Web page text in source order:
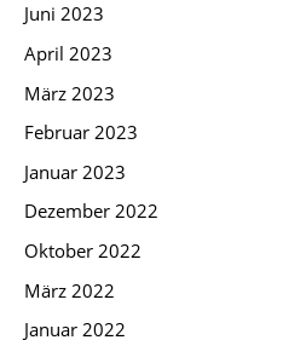
Juni 2023
April 2023
März 2023
Februar 2023
Januar 2023
Dezember 2022
Oktober 2022
März 2022
Januar 2022